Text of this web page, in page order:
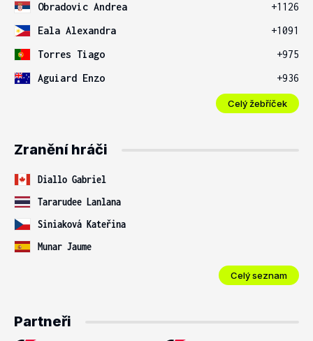
Obradovic Andrea
+1126
Eala Alexandra
+1091
Torres Tiago
+975
Aguiard Enzo
+936
Celý žebříček
Zranění hráči
Diallo Gabriel
Tararudee Lanlana
Siniaková Kateřina
Munar Jaume
Celý seznam
Partneři